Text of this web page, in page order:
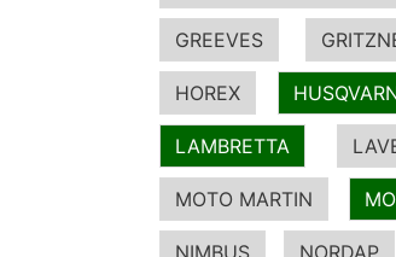
GREEVES
HOREX
LAMBRETTA
MOTO MARTIN
NIMBUS NORDAP